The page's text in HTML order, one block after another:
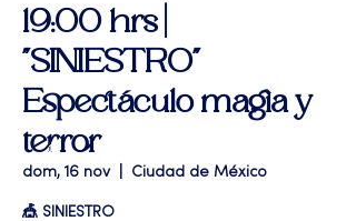
19:00 hrs |
"SINIESTRO"
Espectáculo magia y
terror
dom, 16 nov
  |
Ciudad de México
🎪 SINIESTRO